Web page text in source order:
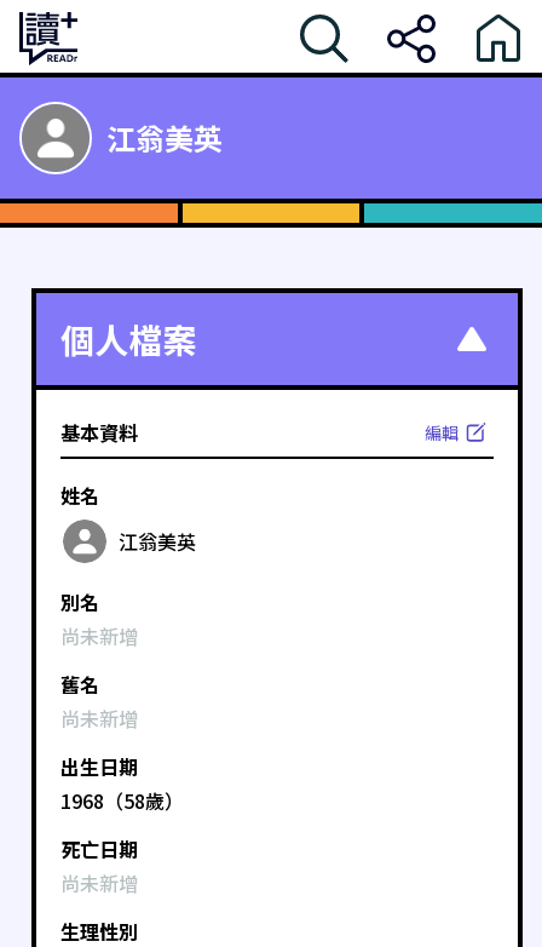
江翁美英
個人檔案
基本資料 編輯
姓名
江翁美英
別名
尚未新增
舊名
尚未新增
出生日期
1968（58歲）
死亡日期
尚未新增
生理性別